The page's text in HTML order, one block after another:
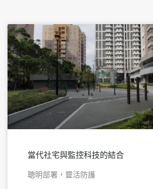
當代社宅與監控科技的結合
聰明部署，靈活防護